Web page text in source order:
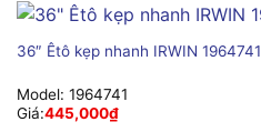
36″ Êtô kẹp nhanh IRWIN 1964741
Model: 1964741
Giá:445,000₫